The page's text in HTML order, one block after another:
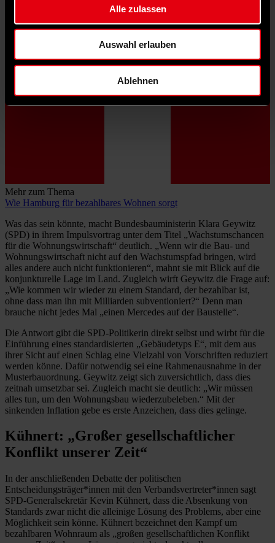
Alle zulassen
Auswahl erlauben
Ablehnen
Mehr zum Thema
Wie Hamburg für bezahlbares Wohnen sorgt
Was das sein könnte, macht Bundesbauministerin Klara Geywitz
(SPD) in ihrem Impulsvortrag unter dem Titel „Wachstumschancen
für die Wohnungswirtschaft“ deutlich. „Wenn wir die Bau- und
Wohnungswirtschaft nicht auf den Wachstumspfad bringen, wird
alles andere auch nicht funktionieren“, mahnt sie mit Blick auf die
konjunkturelle Lage im Land. Zugleich wirft Geywitz die Frage auf:
„Wie kommen wir wieder zu einem Standard, der bezahlbar ist,
ohne dass man ihn mit Milliarden subventioniert?“ Denn man
brauche nicht jedes Mal „einen Mercedes auf der Baustelle“.
Die Antwort gibt die SPD-Politikerin direkt selbst und wirbt für die
Einführung eines standardisierten „Gebäudetyps E“, mit dem aus
ihrer Sicht auf einen Schlag eine Vielzahl von Vorschriften reduziert
werden könne. Dafür notwendig sei eine Rahmenausnahme in der
Musterbauordnung. Geywitz zeigt sich zuversichtlich, dass dies
zeitnah umsetzbar sei. Zugleich macht sie deutlich: „Wir müssen
alles tun, um den Wohnungsbau wiederzubeleben.“ Mit der
sinkenden Inflation gebe es erste Anzeichen, dass dies gelinge.
Kühnert: „Großer gesellschaftlicher
Konflikt unserer Zeit“
In der anschließenden Debatte der politischen
Entscheidungsträger*innen mit den Verbandsvertreter*innen sagt
SPD-Generalsekretär Kevin Kühnert, dass die Absenkung von
Standards zwar nicht die alleinige Lösung des Problems, aber eine
Möglichkeit sein könne. Kühnert bezeichnet den Kampf um
bezahlbaren Wohnraum als „großen gesellschaftlichen Konflikt